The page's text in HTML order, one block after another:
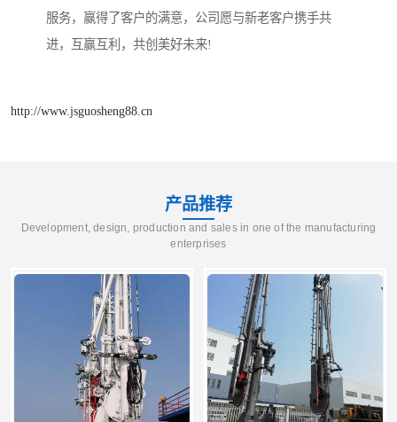
服务，赢得了客户的满意，公司愿与新老客户携手共
进，互赢互利，共创美好未来!
http://www.jsguosheng88.cn
产品推荐
Development, design, production and sales in one of the manufacturing
enterprises